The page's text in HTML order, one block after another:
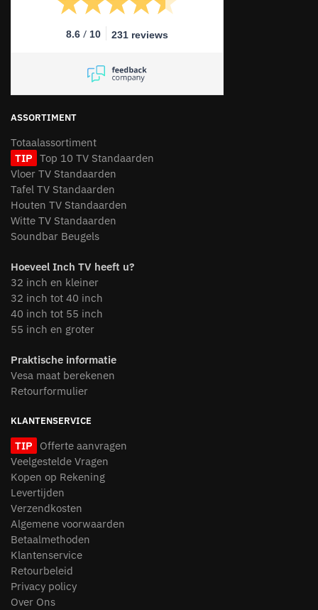
8.6 / 10 231 reviews
ASSORTIMENT
Totaalassortiment
TIP Top 10 TV Standaarden
Vloer TV Standaarden
Tafel TV Standaarden
Houten TV Standaarden
Witte TV Standaarden
Soundbar Beugels
Hoeveel Inch TV heeft u?
32 inch en kleiner
32 inch tot 40 inch
40 inch tot 55 inch
55 inch en groter
Praktische informatie
Vesa maat berekenen
Retourformulier
KLANTENSERVICE
TIP
Offerte aanvragen
Veelgestelde Vragen
Kopen op Rekening
Levertijden
Verzendkosten
Algemene voorwaarden
Betaalmethoden
Klantenservice
Retourbeleid
Privacy policy
Over Ons